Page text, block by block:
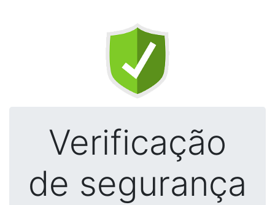
Verificação
de segurança